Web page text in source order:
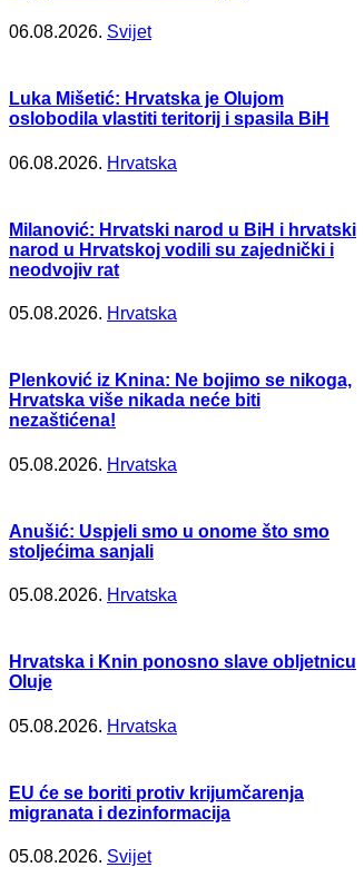
06.08.2026. Svijet
Luka Mišetić: Hrvatska je Olujom
oslobodila vlastiti teritorij i spasila BiH
06.08.2026. Hrvatska
Milanović: Hrvatski narod u BiH i hrvatski
narod u Hrvatskoj vodili su zajednički i
neodvojiv rat
05.08.2026. Hrvatska
Plenković iz Knina: Ne bojimo se nikoga,
Hrvatska više nikada neće biti
nezaštićena!
05.08.2026. Hrvatska
Anušić: Uspjeli smo u onome što smo
stoljećima sanjali
05.08.2026. Hrvatska
Hrvatska i Knin ponosno slave obljetnicu
Oluje
05.08.2026. Hrvatska
EU će se boriti protiv krijumčarenja
migranata i dezinformacija
05.08.2026. Svijet